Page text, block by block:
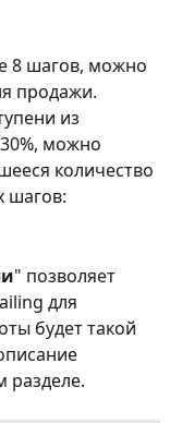
8 шагов, можно
продажи.
из
можно
количество
шагов:
" позволяет
для
будет такой
разделе.